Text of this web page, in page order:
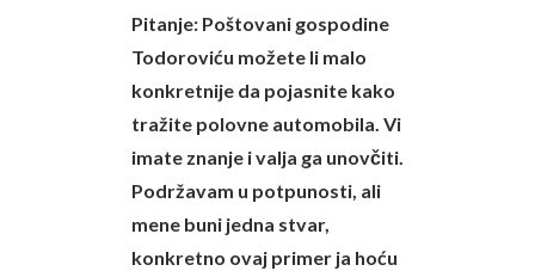
Pitanje: Poštovani gospodine
Todoroviću možete li malo
konkretnije da pojasnite kako
tražite polovne automobila. Vi
imate znanje i valja ga unovčiti.
Podržavam u potpunosti, ali
mene buni jedna stvar,
konkretno ovaj primer ja hoću